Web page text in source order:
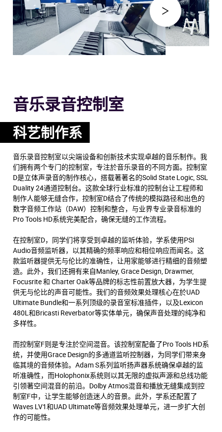
音乐录音控制室
科艺制作系
音乐录音控制室以尖端设备和创新技术实现卓越的音乐制作。我
们拥有两个专门的控制室，专注於音乐录音的不同方面。控制室
D是立体声录音的制作核心，搭载著著名的Solid State Logic, SSL
Duality 24通道控制台。这款全球行业标准的控制台让工程师和
制作人能够无缝合作，控制室D结合了传统的模拟路径和出色的
数字音频工作站（DAW）控制和整合，与业界专业录音标准的
Pro Tools HD系统完美配合，确保无缝的工作流程。
在控制室D，同学们将享受到卓越的监听体验，学系使用PSI
Audio音频监听器，以其精确的频率响应和相位响应而闻名。这
款监听器提供无与伦比的准确性，让用家能够进行精细的音频塑
造。此外，我们还拥有来自Manley, Grace Design, Drawmer,
Focusrite 和 Charter Oak等品牌的标志性前置放大器，为学生提
供无与伦比的声音可能性。我们的音频效果处理核心在於UAD
Ultimate Bundle和一系列顶级的录音室标准插件，以及Lexicon
480L和Bricasti Reverbator等实体单元，确保声音处理的纯净和
多样性。
而控制室F则是专注於空间混音。该控制室配备了Pro Tools HD系
统，并使用Grace Design的多通道监听控制器，为同学们带来身
临其境的音频体验。Adam S系列监听扬声器系统确保卓越的监
听准确性，而Holophonix系统则以其无限的虚拟声源和总线功能
引领著空间混音的前沿。Dolby Atmos混音和播放无缝集成到控
制室F中，让学生能够创造迷人的音景。此外，学系还配置了
Waves LV1和UAD Ultimate等音频效果处理单元，进一步扩大创
作的可能性。